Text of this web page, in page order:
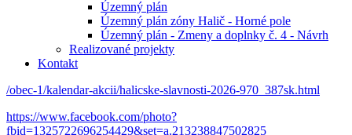
Územný plán
Územný plán zóny Halič - Horné pole
Územný plán - Zmeny a doplnky č. 4 - Návrh
Realizované projekty
Kontakt
/obec-1/kalendar-akcii/halicske-slavnosti-2026-970_387sk.html
https://www.facebook.com/photo?
fbid=1325722696254429&set=a.213238847502825